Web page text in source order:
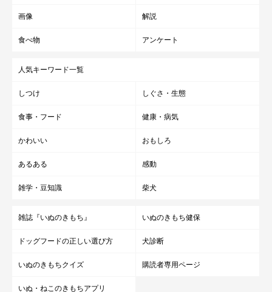
マダニの駆除方法（緊急時）
したマダニの体や、吸血されている部分に塗ります。
酢やエタノールをコットンにしみこませたもので、吸血箇
所を覆いましょう。
手順1～2を試すことで、マダニが落下します。
画像 解説
食べ物 アンケート
人気キーワード一覧
しつけ しぐさ・生態
食事・フード 健康・病気
かわいい おもしろ
あるある 感動
雑学・豆知識 柴犬
雑誌『いぬのきもち』 いぬのきもち健保
ドッグフードの正しい選び方 犬診断
いぬのきもちクイズ 購読者専用ページ
いぬ・ねこのきもちアプリ